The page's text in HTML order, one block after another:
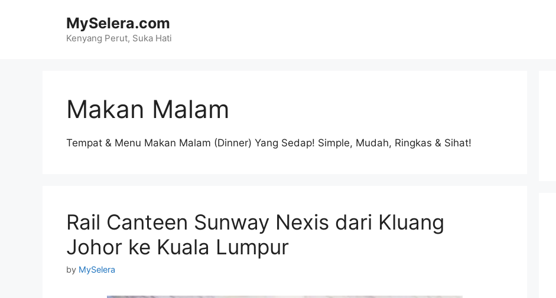
MySelera.com
Kenyang Perut, Suka Hati
Makan Malam
Tempat & Menu Makan Malam (Dinner) Yang Sedap! Simple, Mudah, Ringkas & Sihat!
Rail Canteen Sunway Nexis dari Kluang
Johor ke Kuala Lumpur
by MySelera